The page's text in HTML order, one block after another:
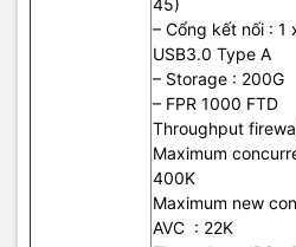
45)
– Cổng kết nối : 1
USB3.0 Type A
– Storage : 200G
– FPR 1000 FTD
Throughput
Maximum
400K
Maximum new
AVC : 22K